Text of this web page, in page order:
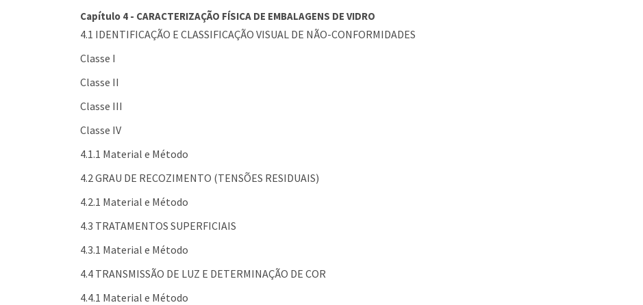
Capítulo 4 - CARACTERIZAÇÃO FÍSICA DE EMBALAGENS DE VIDRO
4.1 IDENTIFICAÇÃO E CLASSIFICAÇÃO VISUAL DE NÃO-CONFORMIDADES
Classe I
Classe II
Classe III
Classe IV
4.1.1 Material e Método
4.2 GRAU DE RECOZIMENTO (TENSÕES RESIDUAIS)
4.2.1 Material e Método
4.3 TRATAMENTOS SUPERFICIAIS
4.3.1 Material e Método
4.4 TRANSMISSÃO DE LUZ E DETERMINAÇÃO DE COR
4.4.1 Material e Método